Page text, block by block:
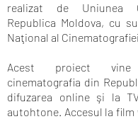
realizat de Uniunea
Republica Moldova, cu
Naţional al
Acest proiect
cinematografia din
difuzarea online şi la
autohtone. Accesul la